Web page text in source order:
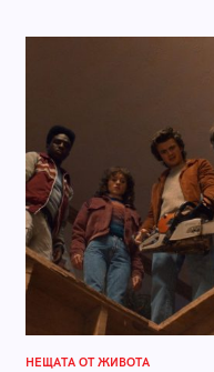
НЕЩАТА ОТ ЖИВОТА